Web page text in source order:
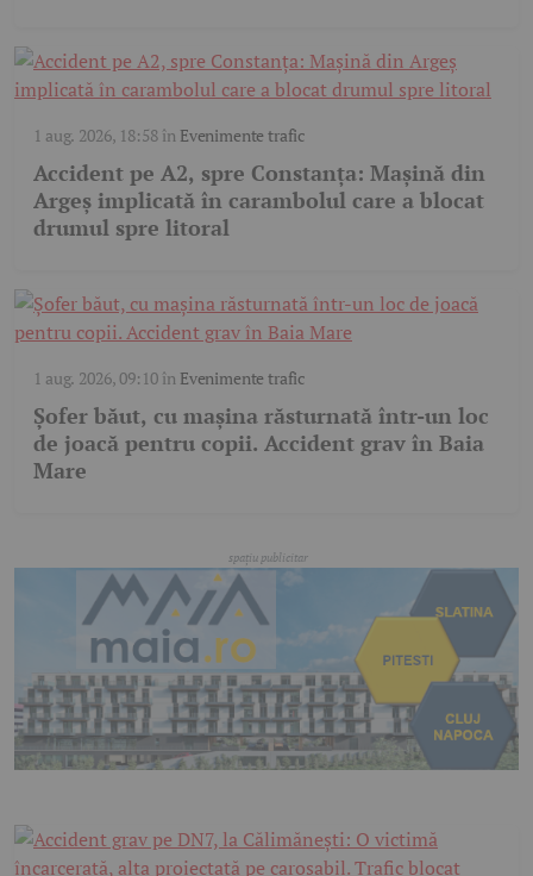
1 aug. 2026, 18:58în Evenimente trafic
Accident pe A2, spre Constanța: Mașină din
Argeș implicată în carambolul care a blocat
drumul spre litoral
1 aug. 2026, 09:10în Evenimente trafic
Șofer băut, cu mașina răsturnată într-un loc
de joacă pentru copii. Accident grav în Baia
Mare